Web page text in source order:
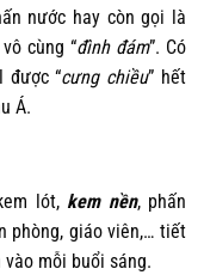
nước hay còn gọi là
cùng “đình đám”. Có
được “cưng chiều” hết
Á.
lót, kem nền, phấn
phòng, giáo viên,… tiết
mỗi buổi sáng.